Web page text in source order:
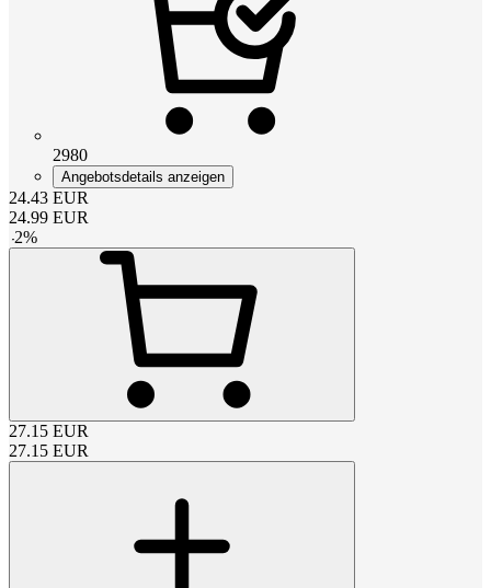
2980
Angebotsdetails anzeigen
24.43 EUR
24.99 EUR
-2%
27.15 EUR
27.15 EUR